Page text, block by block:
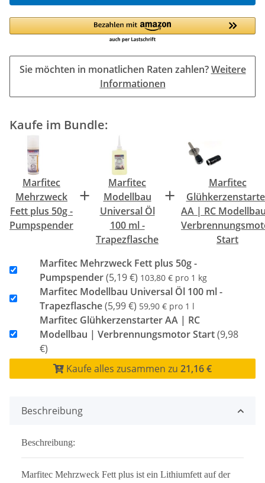
Sie möchten in monatlichen Raten zahlen?Weitere
Informationen
Kaufe im Bundle:
Marfitec
Mehrzweck
Fett plus 50g -
Pumpspender
+
Marfitec
Modellbau
Universal Öl
100 ml -
Trapezflasche
+
Marfitec
AA | RC
Start
Marfitec Mehrzweck Fett plus 50g -
Pumpspender(5,19 €) 103,80 € pro 1 kg
Marfitec Modellbau Universal Öl 100 ml -
Trapezflasche(5,99 €) 59,90 € pro 1 l
Marfitec Glühkerzenstarter AA | RC
Modellbau | Verbrennungsmotor Start(9,98
€)
Kaufe alles zusammen zu 21,16 €
Beschreibung
Beschreibung:
Marfitec Mehrzweck Fett plus ist ein Lithiumfett auf der